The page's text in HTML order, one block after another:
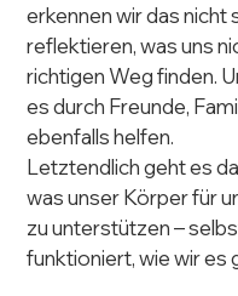
erkennen wir das
reflektieren, was uns
richtigen Weg finden.
es durch Freunde,
ebenfalls helfen.
Letztendlich geht es
was unser Körper für
zu unterstützen –
funktioniert, wie wir es